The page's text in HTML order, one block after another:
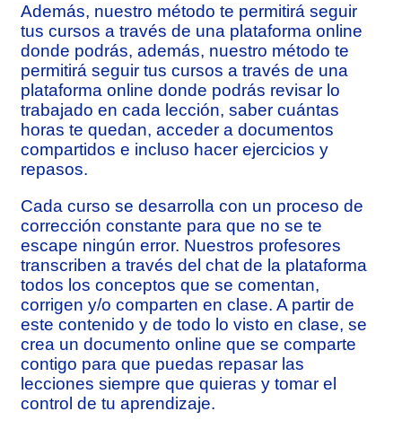
Además, nuestro método te permitirá seguir
tus cursos a través de una plataforma online
donde podrás, además, nuestro método te
permitirá seguir tus cursos a través de una
plataforma online donde podrás revisar lo
trabajado en cada lección, saber cuántas
horas te quedan, acceder a documentos
compartidos e incluso hacer ejercicios y
repasos.
Cada curso se desarrolla con un proceso de
corrección constante para que no se te
escape ningún error. Nuestros profesores
transcriben a través del chat de la plataforma
todos los conceptos que se comentan,
corrigen y/o comparten en clase. A partir de
este contenido y de todo lo visto en clase, se
crea un documento online que se comparte
contigo para que puedas repasar las
lecciones siempre que quieras y tomar el
control de tu aprendizaje.